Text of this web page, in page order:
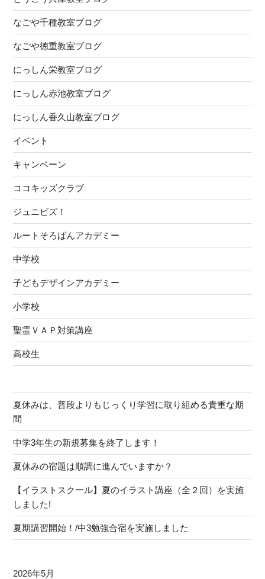
紹
介”
なごや千種教室ブログ
なごや徳重教室ブログ
にっしん栄教室ブログ
にっしん赤池教室ブログ
にっしん香久山教室ブログ
イベント
キャンペーン
ココキッズクラブ
ジュニビズ！
ルートそろばんアカデミー
中学校
子どもデザインアカデミー
小学校
聖霊ＶＡＰ対策講座
高校生
夏休みは、普段よりもじっくり学習に取り組める貴重な期
間
中学3年生の新規募集を終了します！
夏休みの宿題は順調に進んでいますか？
【イラストスクール】夏のイラスト講座（全２回）を実施
しました!
夏期講習開始！/中3勉強合宿を実施しました
2026年5月